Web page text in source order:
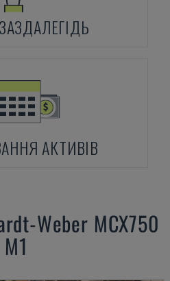
АКТИВІВ
Weber MCX750
M1